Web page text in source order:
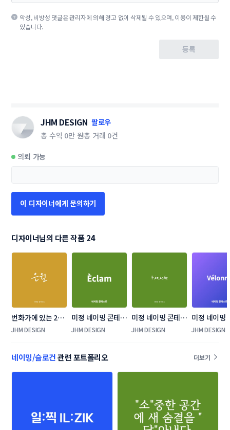
악성, 비방성 댓글은 관리자에 의해 경고 없이 삭제될 수 있으며, 이용이 제한될 수
있습니다.
등록
JHM DESIGN 팔로우
총 수익 0만 원총 거래 0건
의뢰 가능
이 디자이너에게 문의하기
디자이너님의 다른 작품 24
번화가에 있는 20
대~30대 여성고객
JHM DESIGN
미정 네이밍 콘테스
트
JHM DESIGN
미정 네이밍 콘테스
트
JHM DESIGN
미정 네이밍
트
JHM DESIGN
네이밍/슬로건관련 포트폴리오 더보기